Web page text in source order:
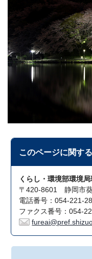
このページに関する
くらし・環境部環境
〒420-8601 静岡市
電話番号：054-221-
ファクス番号：054-